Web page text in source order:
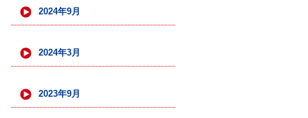
2024年9月
2024年3月
2023年9月